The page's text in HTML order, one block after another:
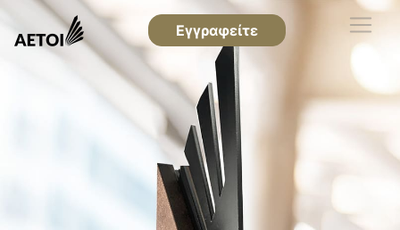
Εγγραφείτε